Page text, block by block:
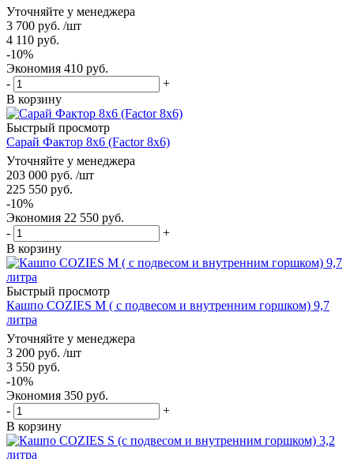
Уточняйте у менеджера
3 700 руб. /шт
4 110 руб.
-10%
Экономия 410 руб.
-
+
В корзину
Быстрый просмотр
Сарай Фактор 8x6 (Factor 8x6)
Уточняйте у менеджера
203 000 руб. /шт
225 550 руб.
-10%
Экономия 22 550 руб.
-
+
В корзину
Быстрый просмотр
Кашпо COZIES M ( с подвесом и внутренним горшком) 9,7
литра
Уточняйте у менеджера
3 200 руб. /шт
3 550 руб.
-10%
Экономия 350 руб.
-
+
В корзину